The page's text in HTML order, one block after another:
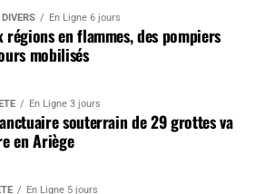
En Ligne 6 jours
régions en flammes, des pompiers
mobilisés
En Ligne 3 jours
souterrain de 29 grottes va
en Ariège
En Ligne 5 jours